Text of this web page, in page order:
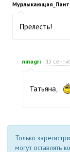
Прелесть!
ninagri 13
Татьяна,
Только
могут оставлять